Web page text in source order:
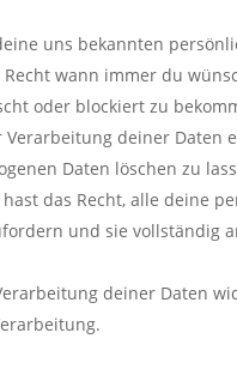
uns bekannten
wann immer du
oder blockiert zu
deiner Daten
Daten löschen zu
das Recht, alle deine
und sie vollständig
deiner Daten